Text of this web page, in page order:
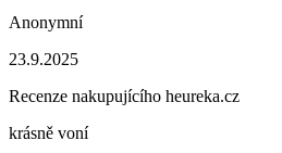
Anonymní
23.9.2025
Recenze nakupujícího heureka.cz
krásně voní